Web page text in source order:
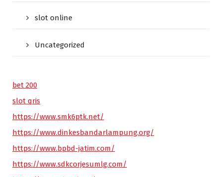
slot online
Uncategorized
bet 200
slot qris
https://www.smk6ptk.net/
https://www.dinkesbandarlampung.org/
https://www.bpbd-jatim.com/
https://www.sdkcorjesumlg.com/